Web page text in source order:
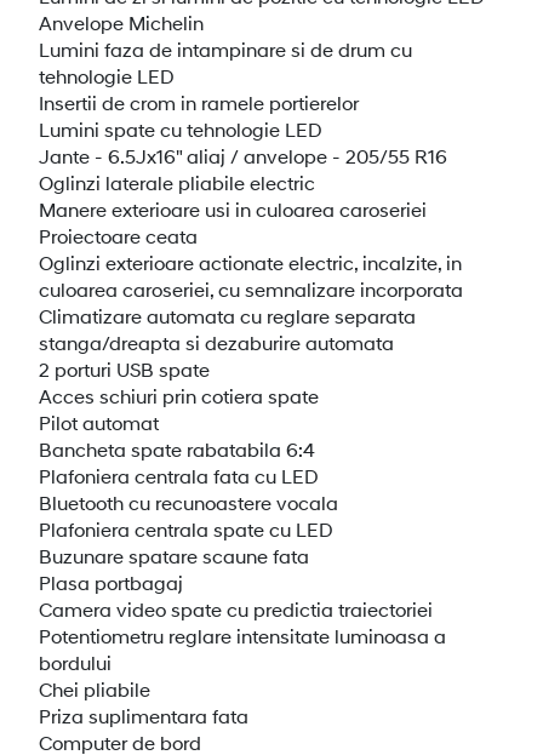
Anvelope Michelin
Lumini faza de intampinare si de drum cu
tehnologie LED
Insertii de crom in ramele portierelor
Lumini spate cu tehnologie LED
Jante - 6.5Jx16" aliaj / anvelope - 205/55 R16
Oglinzi laterale pliabile electric
Manere exterioare usi in culoarea caroseriei
Proiectoare ceata
Oglinzi exterioare actionate electric, incalzite, in
culoarea caroseriei, cu semnalizare incorporata
Climatizare automata cu reglare separata
stanga/dreapta si dezaburire automata
2 porturi USB spate
Acces schiuri prin cotiera spate
Pilot automat
Bancheta spate rabatabila 6:4
Plafoniera centrala fata cu LED
Bluetooth cu recunoastere vocala
Plafoniera centrala spate cu LED
Buzunare spatare scaune fata
Plasa portbagaj
Camera video spate cu predictia traiectoriei
Potentiometru reglare intensitate luminoasa a
bordului
Chei pliabile
Priza suplimentara fata
Computer de bord